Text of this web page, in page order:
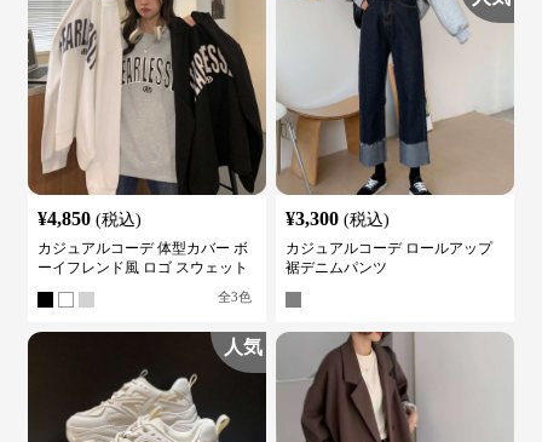
¥4,850 (税込)
カジュアルコーデ 体型カバー ボ
ーイフレンド風 ロゴ スウェット
全3色
¥3,300 (税込)
カジュアルコーデ ロールアップ
裾デニムパンツ
人気